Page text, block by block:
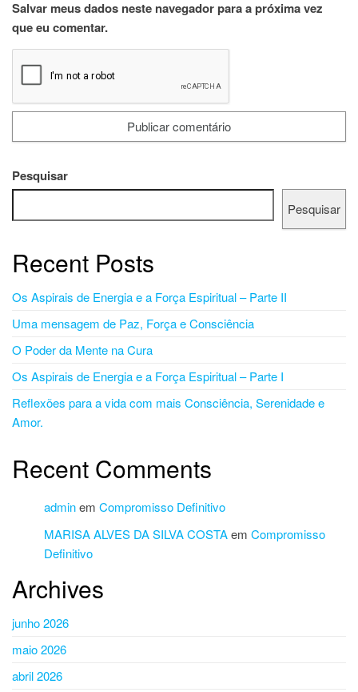
Salvar meus dados neste navegador para a próxima vez
que eu comentar.
Pesquisar
Pesquisar
Recent Posts
Os Aspirais de Energia e a Força Espiritual – Parte II
Uma mensagem de Paz, Força e Consciência
O Poder da Mente na Cura
Os Aspirais de Energia e a Força Espiritual – Parte I
Reflexões para a vida com mais Consciência, Serenidade e
Amor.
Recent Comments
adminem Compromisso Definitivo
MARISA ALVES DA SILVA COSTAem Compromisso
Definitivo
Archives
junho 2026
maio 2026
abril 2026